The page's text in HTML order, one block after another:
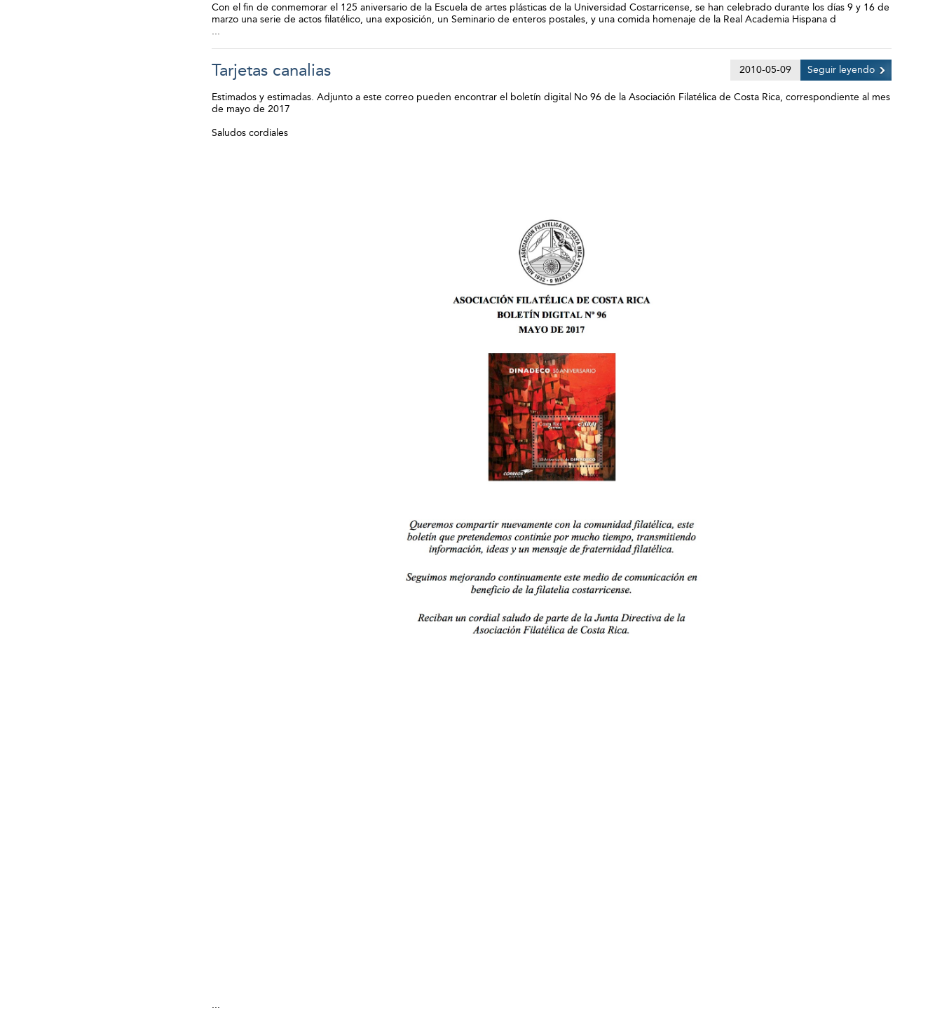
Con el fin de conmemorar el 125 aniversario de la Escuela de artes plásticas de la Universidad Costarricense, se han celebrado durante los días 9 y 16 de
marzo una serie de actos filatélico, una exposición, un Seminario de enteros postales, y una comida homenaje de la Real Academia Hispana d
...
Tarjetas canalias
Estimados y estimadas. Adjunto a este correo pueden encontrar el boletín digital No 96 de la Asociación Filatélica de Costa Rica, correspondiente al mes
de mayo de 2017
Saludos cordiales
...
2010-05-09 Seguir leyendo